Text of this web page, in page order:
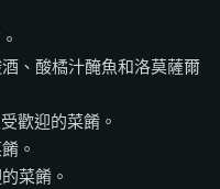
、酸橘汁醃魚和洛莫薩爾
歡迎的菜餚。
。
菜餚。